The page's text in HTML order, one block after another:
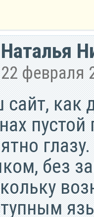
Наталья
22 февраля
сайт, как
без